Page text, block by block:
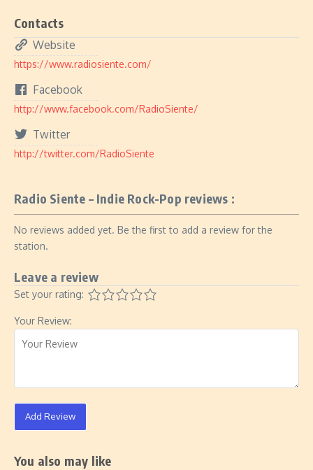
Contacts
Website
https://www.radiosiente.com/
Facebook
http://www.facebook.com/RadioSiente/
Twitter
http://twitter.com/RadioSiente
Radio Siente – Indie Rock-Pop reviews :
No reviews added yet. Be the first to add a review for the
station.
Leave a review
Set your rating:
Your Review:
Add Review
You also may like